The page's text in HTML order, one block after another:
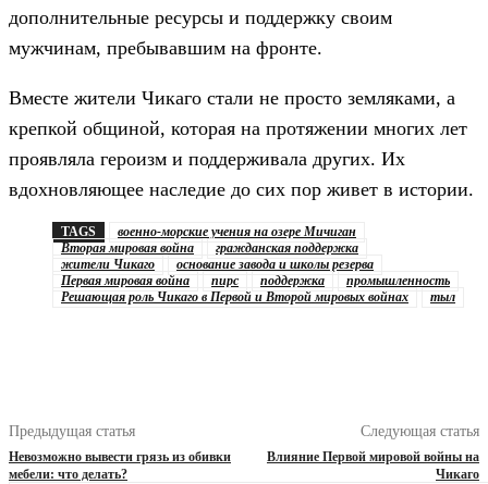
дополнительные ресурсы и поддержку своим
мужчинам, пребывавшим на фронте.
Вместе жители Чикаго стали не просто земляками, а
крепкой общиной, которая на протяжении многих лет
проявляла героизм и поддерживала других. Их
вдохновляющее наследие до сих пор живет в истории.
TAGS
военно-морские учения на озере Мичиган
Вторая мировая война
гражданская поддержка
жители Чикаго
основание завода и школы резерва
Первая мировая война
пирс поддержка
промышленность
Решающая роль Чикаго в Первой и Второй мировых войнах
тыл
Предыдущая статья
Невозможно вывести грязь из обивки
мебели: что делать?
Следующая статья
Влияние Первой мировой войны на
Чикаго